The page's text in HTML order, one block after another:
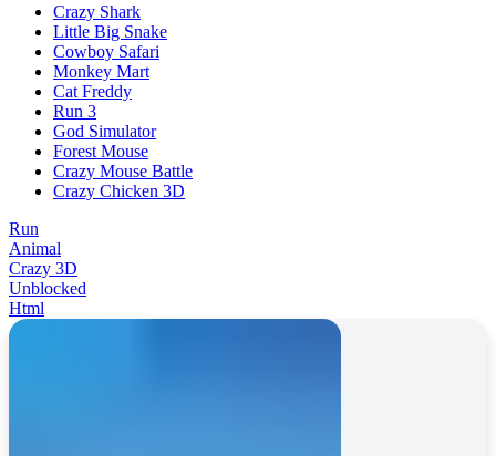
Crazy Shark
Little Big Snake
Cowboy Safari
Monkey Mart
Cat Freddy
Run 3
God Simulator
Forest Mouse
Crazy Mouse Battle
Crazy Chicken 3D
Run
Animal
Crazy 3D
Unblocked
Html